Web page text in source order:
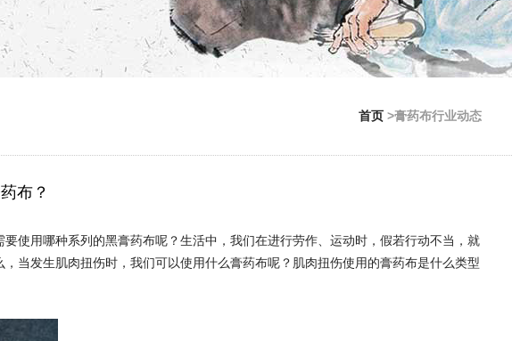
首页 >膏药布行业动态
布？
使用哪种系列的黑膏药布呢？生活中，我们在进行劳作、运动时，假若行动不当，就
当发生肌肉扭伤时，我们可以使用什么膏药布呢？肌肉扭伤使用的膏药布是什么类型